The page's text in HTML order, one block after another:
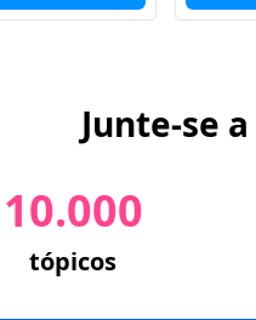
Junte-se
10.000
tópicos